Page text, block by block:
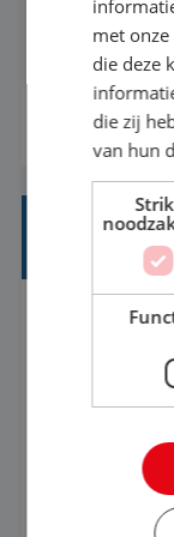
het nu voor
het super
regelen.
aarde
werken: of
BEKIJK
STAGIAIR
's-
afdelingen
met
die deze
die zij
van hun